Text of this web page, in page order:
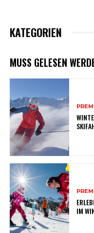
KATEGORIEN
MUSS GELESEN
IM